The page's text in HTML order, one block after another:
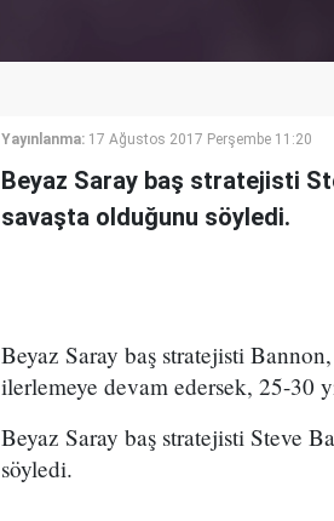
Yayınlanma: 17 Ağustos 2017 Perşembe 11:20
Beyaz Saray baş stratejisti
savaşta olduğunu söyledi.
Beyaz Saray baş stratejisti
ilerlemeye devam edersek, 25-30
Beyaz Saray baş stratejisti Steve
söyledi.